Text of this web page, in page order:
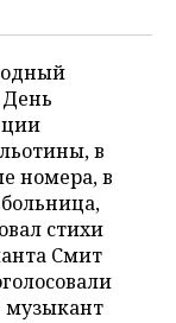
в
номера, в
стихи
Смит
музыкант